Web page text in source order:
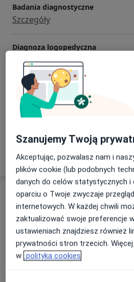
Badania diagnostyczne
Szczegóły
Diagnoza logopedyczna
Szczegóły
Elektrostymulacja
Szczegóły
W jaki sposób ustalane są
Adres
Gabinet
Akademia Mowy Marta
Świętego Jana 14/25,
Bochnia
Szanujemy Twoją
Akceptując, pozwalasz nam i
plików cookie (lub podobnych
danych do celów statystycznych
oparciu o Twoje zwyczaje
internetowych. W każdej chwili
zaktualizować swoje preferencje
ustawieniach znajdziesz również
prywatności stron trzecich.
w polityka cookies